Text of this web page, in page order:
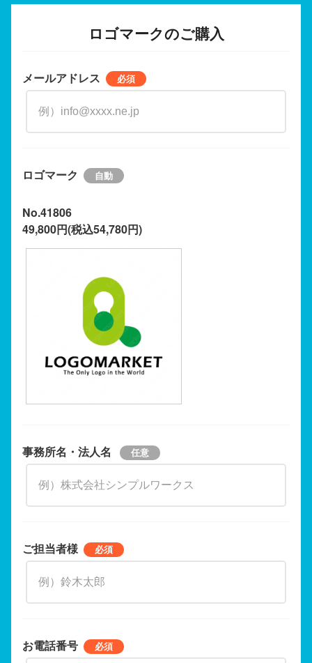
ロゴマークのご購入
メールアドレス
ロゴマーク
No.41806
49,800円(税込54,780円)
事務所名・法人名
ご担当者様
お電話番号